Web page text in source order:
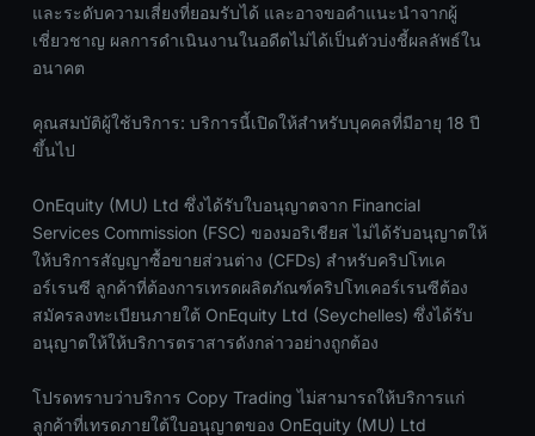
และระดับความเสี่ยงที่ยอมรับได้ และอาจขอคำแนะนำจากผู้
เชี่ยวชาญ ผลการดำเนินงานในอดีตไม่ได้เป็นตัวบ่งชี้ผลลัพธ์ใน
อนาคต
คุณสมบัติผู้ใช้บริการ: บริการนี้เปิดให้สำหรับบุคคลที่มีอายุ 18 ปี
ขึ้นไป
OnEquity (MU) Ltd ซึ่งได้รับใบอนุญาตจาก Financial
Services Commission (FSC) ของมอริเชียส ไม่ได้รับอนุญาตให้
ให้บริการสัญญาซื้อขายส่วนต่าง (CFDs) สำหรับคริปโทเค
อร์เรนซี ลูกค้าที่ต้องการเทรดผลิตภัณฑ์คริปโทเคอร์เรนซีต้อง
สมัครลงทะเบียนภายใต้ OnEquity Ltd (Seychelles) ซึ่งได้รับ
อนุญาตให้ให้บริการตราสารดังกล่าวอย่างถูกต้อง
โปรดทราบว่าบริการ Copy Trading ไม่สามารถให้บริการแก่
ลูกค้าที่เทรดภายใต้ใบอนุญาตของ OnEquity (MU) Ltd